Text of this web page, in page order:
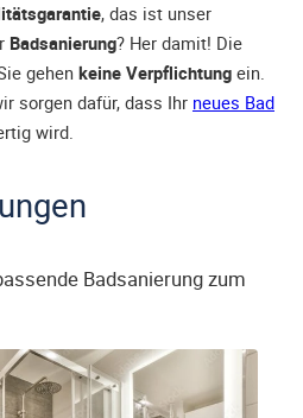
, das ist unser
Badsanierung? Her damit! Die
gehen keine Verpflichtung ein.
sorgen dafür, dass Ihr neues Bad
wird.
Badsanierung zum